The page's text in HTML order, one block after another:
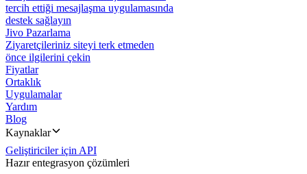
tercih ettiği mesajlaşma uygulamasında
destek sağlayın
Jivo Pazarlama
Ziyaretçileriniz siteyi terk etmeden
önce ilgilerini çekin
Fiyatlar
Ortaklık
Uygulamalar
Yardım
Blog
Kaynaklar
Geliştiriciler için API
Hazır entegrasyon çözümleri